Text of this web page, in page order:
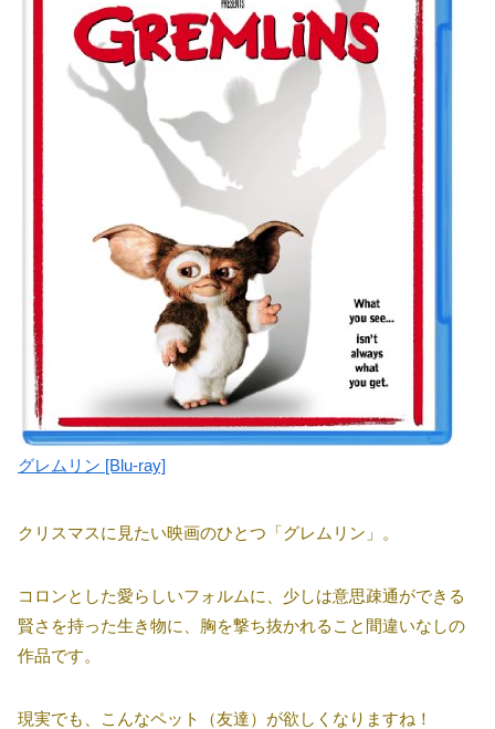
グレムリン [Blu-ray]
クリスマスに見たい映画のひとつ「グレムリン」。
コロンとした愛らしいフォルムに、少しは意思疎通ができる
賢さを持った生き物に、胸を撃ち抜かれること間違いなしの
作品です。
現実でも、こんなペット（友達）が欲しくなりますね！